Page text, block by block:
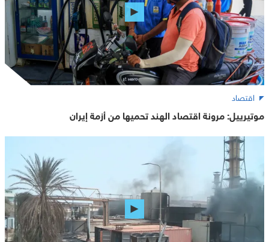
اقتصاد
موتيرييل: مرونة اقتصاد الهند تحميها من أزمة إيران